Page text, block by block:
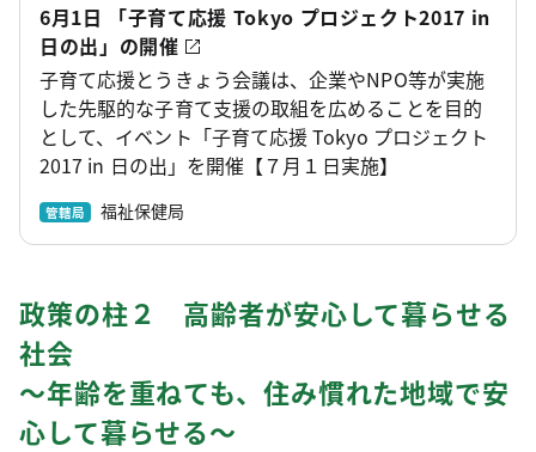
6月1日 「子育て応援 Tokyo プロジェクト2017 in
日の出」の開催
子育て応援とうきょう会議は、企業やNPO等が実施
した先駆的な子育て支援の取組を広めることを目的
として、イベント「子育て応援 Tokyo プロジェクト
2017 in 日の出」を開催【７月１日実施】
管轄局 福祉保健局
政策の柱２ 高齢者が安心して暮らせる
社会
～年齢を重ねても、住み慣れた地域で安
心して暮らせる～